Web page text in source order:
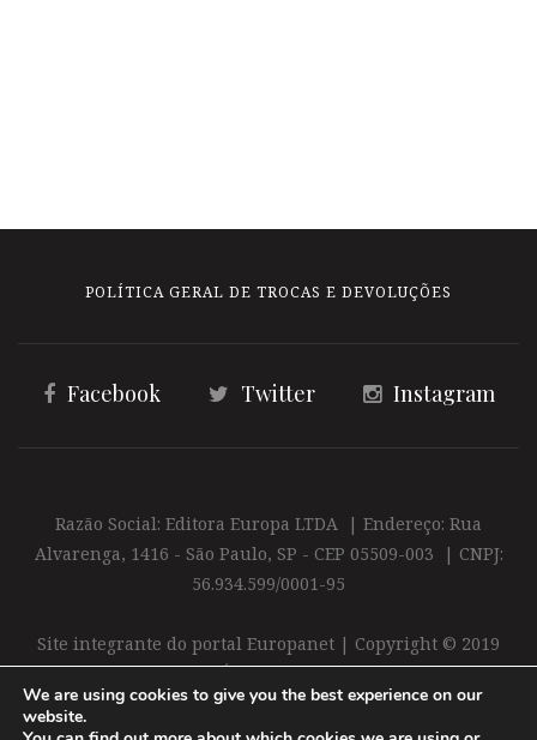
POLÍTICA GERAL DE TROCAS E DEVOLUÇÕES
Facebook Twitter Instagram
Razão Social: Editora Europa LTDA | Endereço: Rua
Alvarenga, 1416 - São Paulo, SP - CEP 05509-003 | CNPJ:
56.934.599/0001-95
Site integrante do portal Europanet | Copyright © 2019
Editora Europa Ltda. É proibida a reprodução total ou
parcial do conteúdo deste site
We are using cookies to give you the best experience on our
website.